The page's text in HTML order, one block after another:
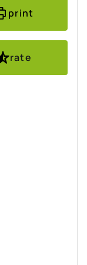
print
rate